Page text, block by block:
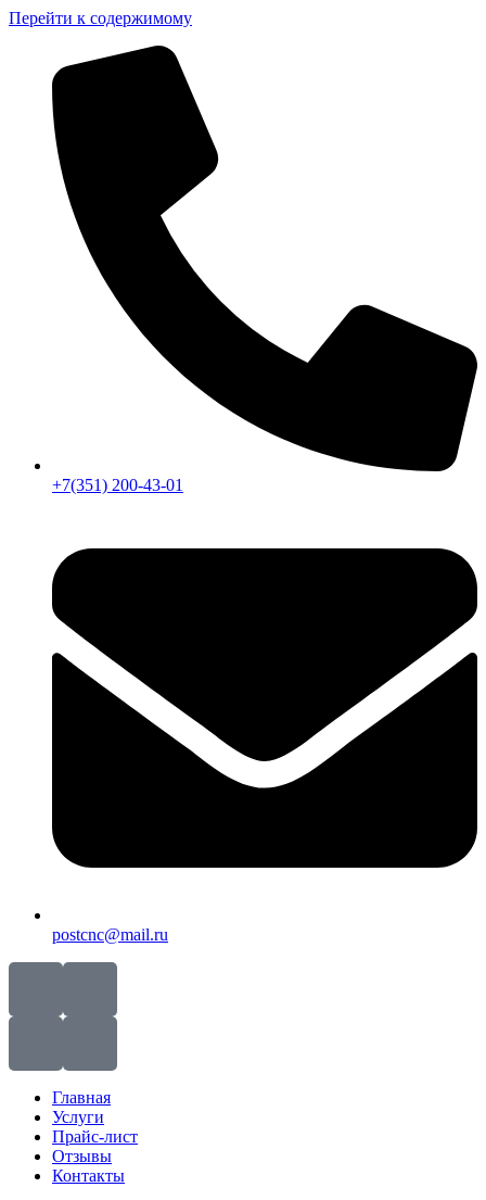
Перейти к содержимому
+7(351) 200-43-01
postcnc@mail.ru
Главная
Услуги
Прайс-лист
Отзывы
Контакты